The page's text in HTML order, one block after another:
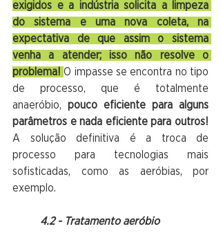
exigidos e a indústria solicita a limpeza
do sistema e uma nova coleta, na
expectativa de que assim o sistema
venha a atender; isso não resolve o
problema! O impasse se encontra no tipo
de processo, que é totalmente
anaeróbio, pouco eficiente para alguns
parâmetros e nada eficiente para outros!
A solução definitiva é a troca de
processo para tecnologias mais
sofisticadas, como as aeróbias, por
exemplo.
4.2 - Tratamento aeróbio